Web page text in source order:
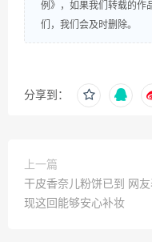
例》，如果我们转载的作
们，我们会及时删除。
分享到：
上一篇
干皮香奈儿粉饼已到 网友
现这回能够安心补妆